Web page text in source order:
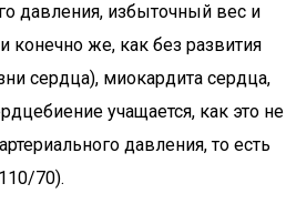
давления, избыточный вес и
конечно же, как без развития
сердца), миокардита сердца,
учащается, как это не
давления, то есть
70).